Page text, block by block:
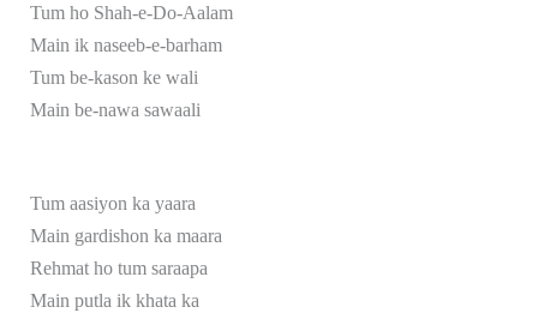
Tum ho Shah-e-Do-Aalam
Main ik naseeb-e-barham
Tum be-kason ke wali
Main be-nawa sawaali
Tum aasiyon ka yaara
Main gardishon ka maara
Rehmat ho tum saraapa
Main putla ik khata ka